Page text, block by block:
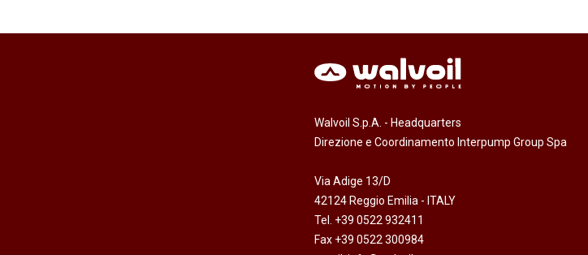
Walvoil S.p.A. - Headquarters
Direzione e Coordinamento Interpump Group Spa
Via Adige 13/D
42124 Reggio Emilia - ITALY
Tel. +39 0522 932411
Fax +39 0522 300984